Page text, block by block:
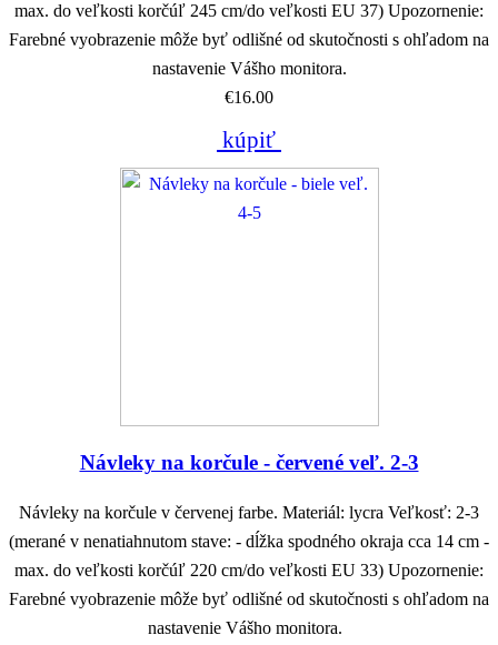
max. do veľkosti korčúľ 245 cm/do veľkosti EU 37) Upozornenie:
Farebné vyobrazenie môže byť odlišné od skutočnosti s ohľadom na
nastavenie Vášho monitora.
€16.00
kúpiť
Návleky na korčule - červené veľ. 2-3
Návleky na korčule v červenej farbe. Materiál: lycra Veľkosť: 2-3
(merané v nenatiahnutom stave: - dĺžka spodného okraja cca 14 cm -
max. do veľkosti korčúľ 220 cm/do veľkosti EU 33) Upozornenie:
Farebné vyobrazenie môže byť odlišné od skutočnosti s ohľadom na
nastavenie Vášho monitora.